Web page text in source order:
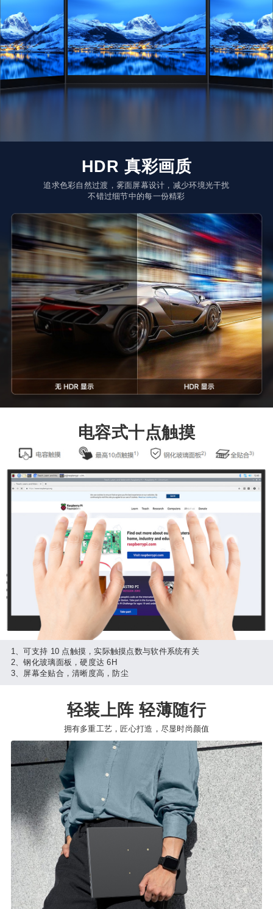
HDR 真彩画质
追求色彩自然过渡，雾面屏幕设计，减少环境光干扰
不错过细节中的每一份精彩
电容式十点触摸
1、可支持 10 点触摸，实际触摸点数与软件系统有关
2、钢化玻璃面板，硬度达 6H
3、屏幕全贴合，清晰度高，防尘
轻装上阵 轻薄随行
拥有多重工艺，匠心打造，尽显时尚颜值